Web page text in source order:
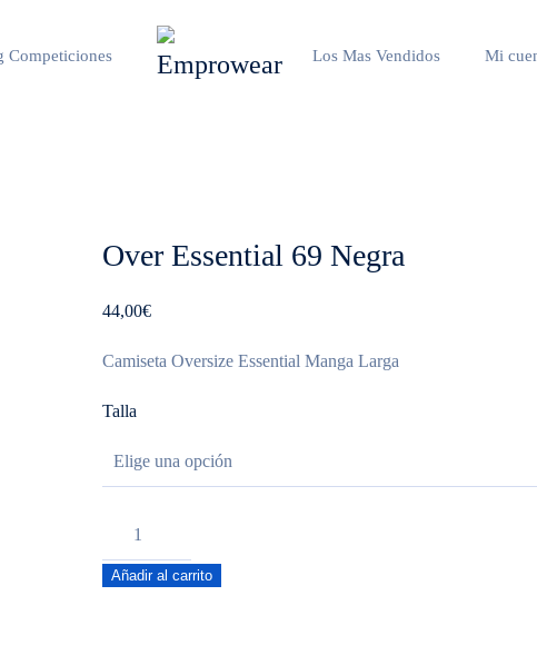
Competiciones Los Mas Vendidos Mi
Over Essential 69 Negra
44,00€
Camiseta Oversize Essential Manga Larga
Talla
69
Añadir al carrito